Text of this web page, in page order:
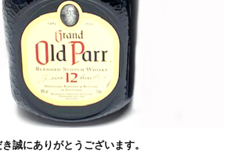
誠にありがとうございます。